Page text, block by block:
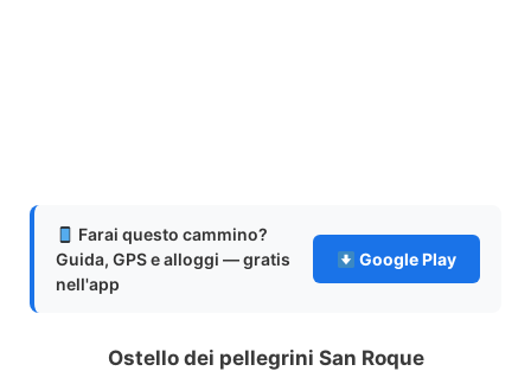
Farai questo cammino?
Guida, GPS e alloggi — gratis
nell'app
Google Play
Ostello dei pellegrini San Roque